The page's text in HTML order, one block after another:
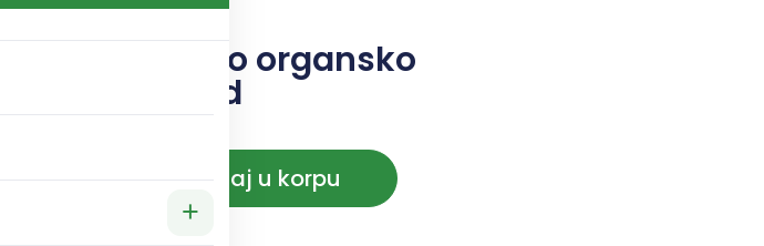
+
500g Beyond
Sočivo zeleno organsko
500g Beyond
CENA:599RSD
− + Dodaj u korpu